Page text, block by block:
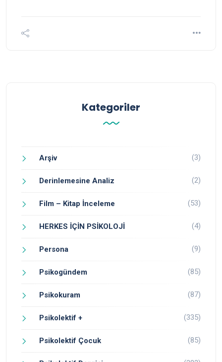
Kategoriler
Arşiv (3)
Derinlemesine Analiz (2)
Film – Kitap İnceleme (53)
HERKES İÇİN PSİKOLOJİ (4)
Persona (9)
Psikogündem (85)
Psikokuram (87)
Psikolektif + (335)
Psikolektif Çocuk (85)